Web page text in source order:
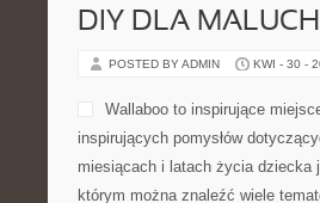
DIY DLA
POSTED BY ADMIN KWI - 30 -
Wallaboo to inspirujące
inspirujących pomysłów
miesiącach i latach życia dziecka
którym można znaleźć wiele